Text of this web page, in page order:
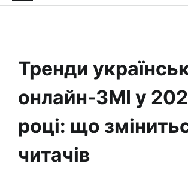
Тренди
онлайн-ЗМІ у
році: що
читачів